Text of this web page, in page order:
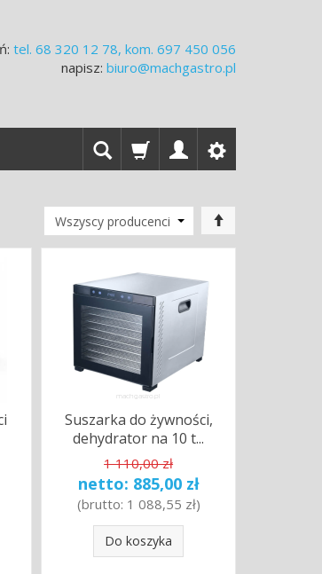
tel. 68 320 12 78, kom. 697 450 056
napisz: biuro@machgastro.pl
Suszarka do żywności,
dehydrator na 10 t...
1 110,00 zł
netto: 885,00 zł
(brutto: 1 088,55 zł)
Do koszyka